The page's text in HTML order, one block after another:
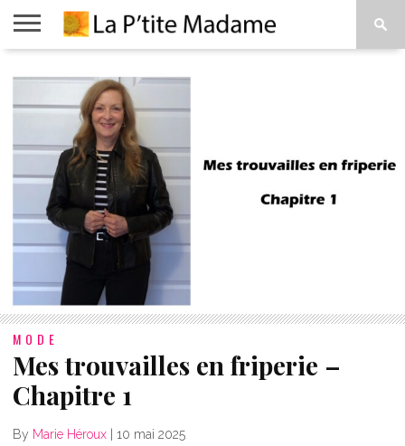
BEAUTÉ
MODE
ART
VIVRE
À
PROPOS
MODE
Mes trouvailles en friperie –
Chapitre 1
By Marie Héroux | 10 mai 2025